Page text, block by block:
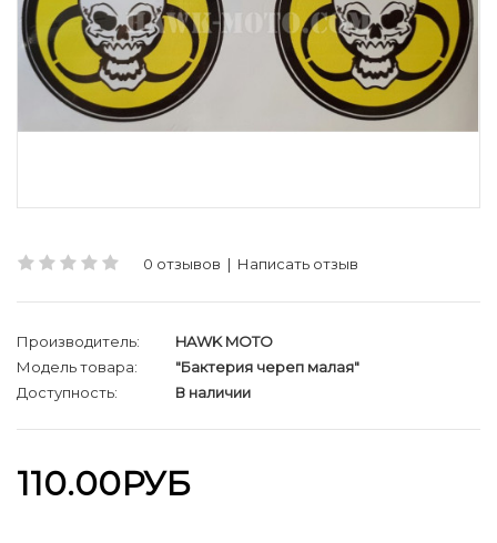
0 отзывов | Написать отзыв
Производитель:
HAWK MOTO
Модель товара:
"Бактерия череп малая"
Доступность:
В наличии
110.00РУБ